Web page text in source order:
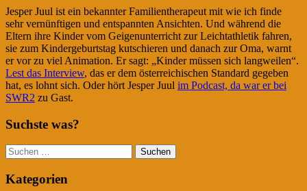
Jesper Juul ist ein bekannter Familientherapeut mit wie ich finde
sehr vernünftigen und entspannten Ansichten. Und während die
Eltern ihre Kinder vom Geigenunterricht zur Leichtathletik fahren,
sie zum Kindergeburtstag kutschieren und danach zur Oma, warnt
er vor zu viel Animation. Er sagt: „Kinder müssen sich langweilen“.
Lest das Interview, das er dem österreichischen Standard gegeben
hat, es lohnt sich. Oder hört Jesper Juul im Podcast, da war er bei
SWR2 zu Gast.
Suchste was?
Suchen
nach:
Kategorien